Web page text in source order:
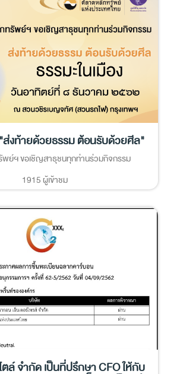
"ส่งท้ายด้วยธรรม ต้อนรับด้วยศีล"
ย์ฯ ขอเชิญสาธุชนทุกท่านร่วมกิจกรรม
1915 ผู้เข้าชม
ล์ จำกัด เป็นที่ปรึกษา CFO ให้กับ